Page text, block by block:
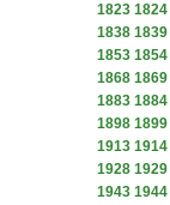
1823 1824
1838 1839
1853 1854
1868 1869
1883 1884
1898 1899
1913 1914
1928 1929
1943 1944